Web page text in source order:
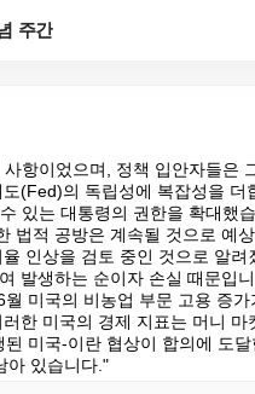
주간
항이었으며, 정책 입안자들은
(Fed)의 독립성에 복잡성을 더
있는 대통령의 권한을 확대했
법적 공방은 계속될 것으로 예
인상을 검토 중인 것으로 알
발생하는 순이자 손실 때문입
미국의 비농업 부문 고용 증가
한 미국의 경제 지표는 머니 마
미국-이란 협상이 합의에 도
아 있습니다."